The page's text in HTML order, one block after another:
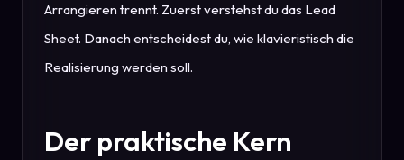
Arrangieren trennt. Zuerst verstehst du das Lead
Sheet. Danach entscheidest du, wie klavieristisch die
Realisierung werden soll.
Der praktische Kern